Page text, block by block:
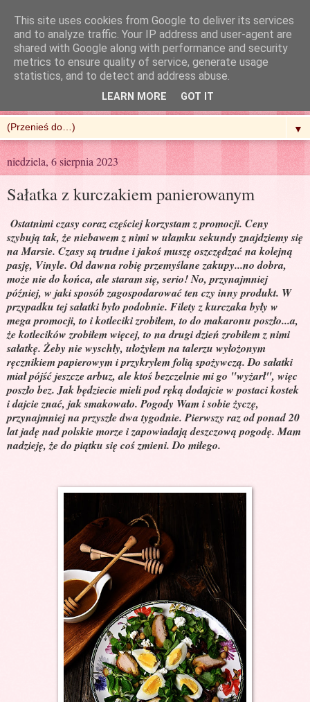
R'n'G Kitchen
▼
niedziela, 6 sierpnia 2023
Sałatka z kurczakiem panierowanym
Ostatnimi czasy coraz częściej korzystam z promocji. Ceny
szybują tak, że niebawem z nimi w ułamku sekundy znajdziemy się
na Marsie. Czasy są trudne i jakoś muszę oszczędzać na kolejną
pasję, Vinyle. Od dawna robię przemyślane zakupy...no dobra,
może nie do końca, ale staram się, serio! No, przynajmniej
później, w jaki sposób zagospodarować ten czy inny produkt. W
przypadku tej sałatki było podobnie. Filety z kurczaka były w
mega promocji, to i kotleciki zrobiłem, to do makaronu poszło...a,
że kotlecików zrobiłem więcej, to na drugi dzień zrobiłem z nimi
sałatkę. Żeby nie wyschły, ułożyłem na talerzu wyłożonym
ręcznikiem papierowym i przykryłem folią spożywczą. Do sałatki
miał pójść jeszcze arbuz, ale ktoś bezczelnie mi go "wyżarł", więc
poszło bez. Jak będziecie mieli pod ręką dodajcie w postaci kostek
i dajcie znać, jak smakowało. Pogody Wam i sobie życzę,
przynajmniej na przyszłe dwa tygodnie. Pierwszy raz od ponad 20
lat jadę nad polskie morze i zapowiadają deszczową pogodę. Mam
nadzieję, że do piątku się coś zmieni. Do miłego.
This site uses cookies from Google to deliver its services
and to analyze traffic. Your IP address and user-agent are
shared with Google along with performance and security
metrics to ensure quality of service, generate usage
statistics, and to detect and address abuse.
LEARN MORE GOT IT